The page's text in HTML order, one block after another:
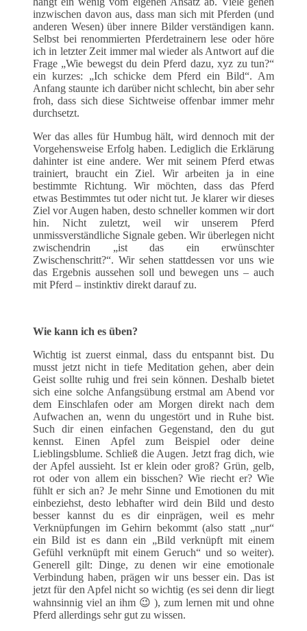
inzwischen davon aus, dass man sich mit Pferden (und
anderen Wesen) über innere Bilder verständigen kann.
Selbst bei renommierten Pferdetrainern lese oder höre
ich in letzter Zeit immer mal wieder als Antwort auf die
Frage „Wie bewegst du dein Pferd dazu, xyz zu tun?“
ein kurzes: „Ich schicke dem Pferd ein Bild“. Am
Anfang staunte ich darüber nicht schlecht, bin aber sehr
froh, dass sich diese Sichtweise offenbar immer mehr
durchsetzt.
Wer das alles für Humbug hält, wird dennoch mit der
Vorgehensweise Erfolg haben. Lediglich die Erklärung
dahinter ist eine andere. Wer mit seinem Pferd etwas
trainiert, braucht ein Ziel. Wir arbeiten ja in eine
bestimmte Richtung. Wir möchten, dass das Pferd
etwas Bestimmtes tut oder nicht tut. Je klarer wir dieses
Ziel vor Augen haben, desto schneller kommen wir dort
hin. Nicht zuletzt, weil wir unserem Pferd
unmissverständliche Signale geben. Wir überlegen nicht
zwischendrin „ist das ein erwünschter
Zwischenschritt?“. Wir sehen stattdessen vor uns wie
das Ergebnis aussehen soll und bewegen uns – auch
mit Pferd – instinktiv direkt darauf zu.
Wie kann ich es üben?
Wichtig ist zuerst einmal, dass du entspannt bist. Du
musst jetzt nicht in tiefe Meditation gehen, aber dein
Geist sollte ruhig und frei sein können. Deshalb bietet
sich eine solche Anfangsübung erstmal am Abend vor
dem Einschlafen oder am Morgen direkt nach dem
Aufwachen an, wenn du ungestört und in Ruhe bist.
Such dir einen einfachen Gegenstand, den du gut
kennst. Einen Apfel zum Beispiel oder deine
Lieblingsblume. Schließ die Augen. Jetzt frag dich, wie
der Apfel aussieht. Ist er klein oder groß? Grün, gelb,
rot oder von allem ein bisschen? Wie riecht er? Wie
fühlt er sich an? Je mehr Sinne und Emotionen du mit
einbeziehst, desto lebhafter wird dein Bild und desto
besser kannst du es dir einprägen, weil es mehr
Verknüpfungen im Gehirn bekommt (also statt „nur“
ein Bild ist es dann ein „Bild verknüpft mit einem
Gefühl verknüpft mit einem Geruch“ und so weiter).
Generell gilt: Dinge, zu denen wir eine emotionale
Verbindung haben, prägen wir uns besser ein. Das ist
jetzt für den Apfel nicht so wichtig (es sei denn dir liegt
wahnsinnig viel an ihm 😉 ), zum lernen mit und ohne
Pferd allerdings sehr gut zu wissen.